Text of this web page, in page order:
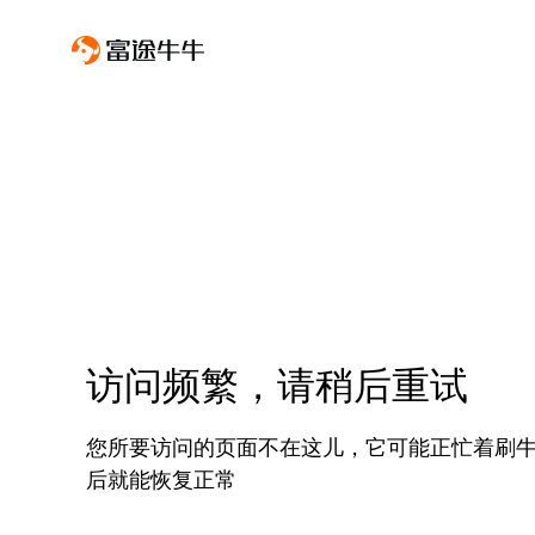
访问频繁，请稍后重试
您所要访问的页面不在这儿，它可能正忙着刷
后就能恢复正常